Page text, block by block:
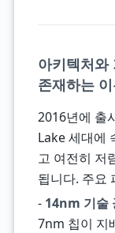
아키텍처
존재하는
2016년에 출
Lake 세대에
고 여전히 저
됩니다. 주요
- 14nm 기술
7nm 칩이 지